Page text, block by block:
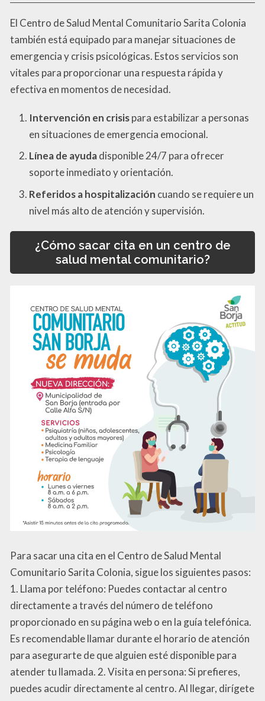
El Centro de Salud Mental Comunitario Sarita Colonia
también está equipado para manejar situaciones de
emergencia y crisis psicológicas. Estos servicios son
vitales para proporcionar una respuesta rápida y
efectiva en momentos de necesidad.
Intervención en crisispara estabilizar a personas
en situaciones de emergencia emocional.
Línea de ayudadisponible 24/7 para ofrecer
soporte inmediato y orientación.
Referidos a hospitalización cuando se requiere un
nivel más alto de atención y supervisión.
¿Cómo sacar cita en un centro de
salud mental comunitario?
Para sacar una cita en el Centro de Salud Mental
Comunitario Sarita Colonia, sigue los siguientes pasos:
1. Llama por teléfono: Puedes contactar al centro
directamente a través del número de teléfono
proporcionado en su página web o en la guía telefónica.
Es recomendable llamar durante el horario de atención
para asegurarte de que alguien esté disponible para
atender tu llamada. 2. Visita en persona: Si prefieres,
puedes acudir directamente al centro. Al llegar, dirígete